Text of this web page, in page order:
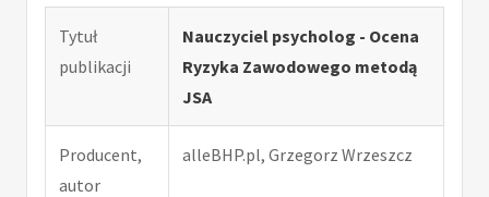
Tytuł
publikacji
Nauczyciel psycholog - Ocena
Ryzyka Zawodowego metodą
JSA
Producent,
autor
alleBHP.pl, Grzegorz Wrzeszcz